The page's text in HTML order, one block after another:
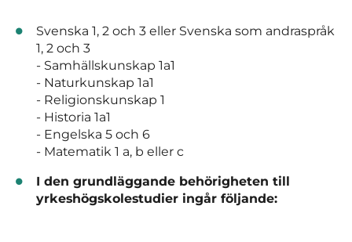
Svenska 1, 2 och 3 eller Svenska som andraspråk
1, 2 och 3
- Samhällskunskap 1a1
- Naturkunskap 1a1
- Religionskunskap 1
- Historia 1a1
- Engelska 5 och 6
- Matematik 1 a, b eller c
I den grundläggande behörigheten till
yrkeshögskolestudier ingår följande: